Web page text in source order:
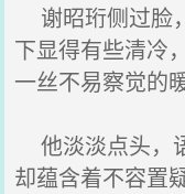
谢昭珩侧过脸
下显得有些清冷
一丝不易察觉的
他淡淡点头，
却蕴含着不容置